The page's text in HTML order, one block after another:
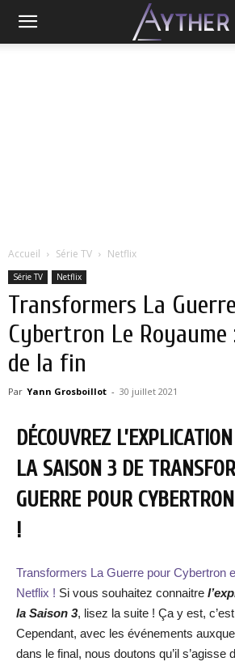
Accueil Série TV Netflix
Série TV Netflix
Transformers La
Cybertron Le
de la fin
Par Yann Grosboillot - 30 juillet 2021
DÉCOUVREZ
LA SAISON 3 DE
GUERRE POUR
!
Transformers La Guerre pour Cybertron
Netflix ! Si vous souhaitez connaitre
la Saison 3, lisez la suite ! Ça y est,
Cependant, avec les événements
dans le final, nous doutons qu’il s’agisse